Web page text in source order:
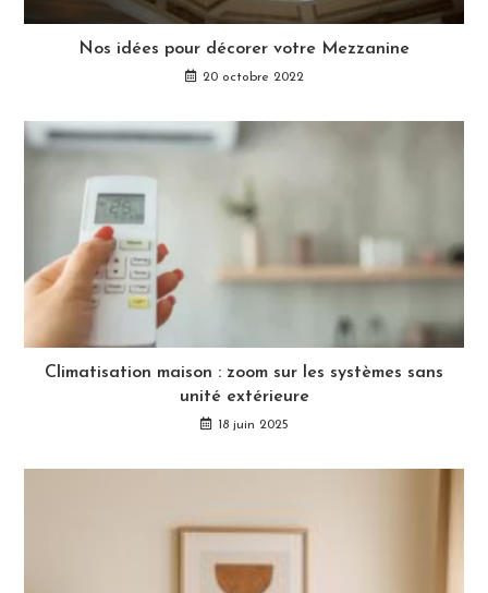
Nos idées pour décorer votre Mezzanine
20 octobre 2022
Climatisation maison : zoom sur les systèmes sans
unité extérieure
18 juin 2025